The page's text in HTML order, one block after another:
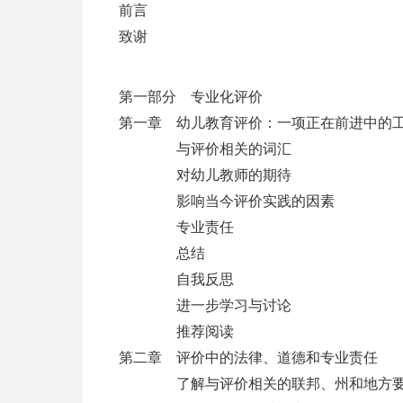
前言
致谢
第一部分 专业化评价
第一章 幼儿教育评价：一项正在前进中的
与评价相关的词汇
对幼儿教师的期待
影响当今评价实践的因素
专业责任
总结
自我反思
进一步学习与讨论
推荐阅读
第二章 评价中的法律、道德和专业责任
了解与评价相关的联邦、州和地方